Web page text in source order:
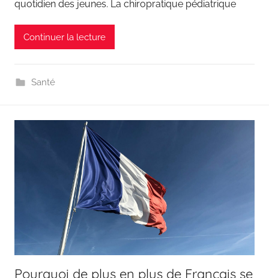
quotidien des jeunes. La chiropratique pédiatrique
Continuer la lecture
Santé
Pourquoi de plus en plus de Français se